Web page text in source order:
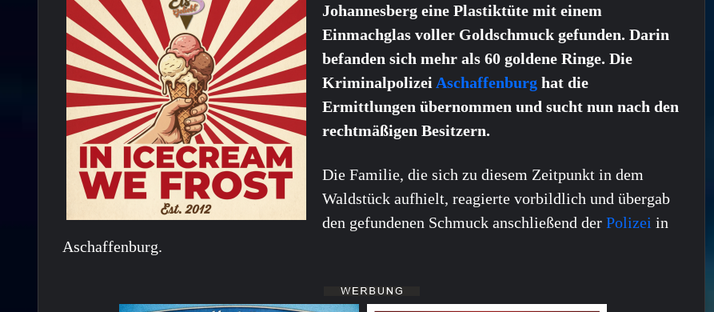
Johannesberg eine Plastiktüte mit einem
Einmachglas voller Goldschmuck gefunden. Darin
befanden sich mehr als 60 goldene Ringe. Die
Kriminalpolizei Aschaffenburg hat die
Ermittlungen übernommen und sucht nun nach den
rechtmäßigen Besitzern.
Die Familie, die sich zu diesem Zeitpunkt in dem
Waldstück aufhielt, reagierte vorbildlich und übergab
den gefundenen Schmuck anschließend der Polizei in
Aschaffenburg.